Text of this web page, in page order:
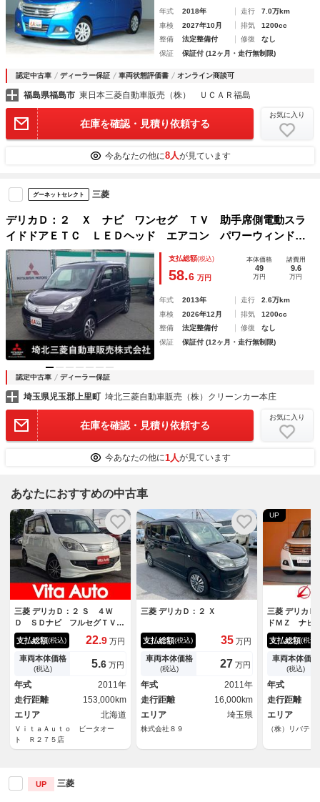
年式 2018年 走行
7.0万km
車検
2027年10月 排気
1200cc
整備
法定整備付 修復
なし
保証
保証付 (12ヶ月・走行無制限)
認定中古車 ディーラー保証 車両状態評価書 オンライン商談可
福島県福島市 東日本三菱自動車販売（株） ＵＣＡＲ福島
在庫を確認・見積り依頼する
お気に入り
今あなたの他に8人が見ています
グーネットセレクト 三菱
デリカＤ：２ Ｘ ナビ ワンセグ ＴＶ 助手席側電動スラ
イドドアＥＴＣ ＬＥＤヘッド エアコン パワーウィンド
ウ パワーステアリング バックモニター Ｗエアバック
支払総額(税込)
58.6 万円
本体価格
49
万円
諸費用
9.6
万円
年式 2013年 走行
2.6万km
車検
2026年12月 排気
1200cc
整備
法定整備付 修復
なし
保証
保証付 (12ヶ月・走行無制限)
認定中古車 ディーラー保証
埼玉県児玉郡上里町 埼北三菱自動車販売（株）クリーンカー本庄
在庫を確認・見積り依頼する
お気に入り
今あなたの他に1人が見ています
あなたにおすすめの中古車
三菱 デリカＤ：２ Ｓ ４Ｗ
Ｄ ＳＤナビ フルセグＴＶ
スマートキー ＬＥＤヘッドラ
イト 両側パワスラ シートヒ
ーター Ｂｌｕｅｔｏｏｔｈ
社外１５インチアルミ
支払総額(税込) 22.9 万円
車両本体価格
(税込) 5.6 万円
年式
2011年
走行距離
153,000km
エリア
北海道
ＶｉｔａＡｕｔｏ ビータオー
ト Ｒ２７５店
三菱 デリカＤ：２ Ｘ
支払総額(税込) 35 万円
車両本体価格
(税込) 27 万円
年式
2011年
走行距離
16,000km
エリア
埼玉県
株式会社８９
UP
三菱 デリカＤ
ドＭＺ ナビ
囲カメラ Ｔ
イドドア オ
トロール レ
突被害軽減
イール オー
トキー アイ
プ 電動格納
支払総額(税込)
車両本体価格
(税込)
年式
走行距離
エリア
（株）リバテ
UP 三菱